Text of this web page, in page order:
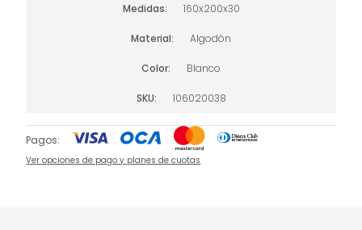
Medidas 160x200x30
Material Algodón
Color Blanco
SKU 106020038
Pagos:
Ver opciones de pago y planes de cuotas